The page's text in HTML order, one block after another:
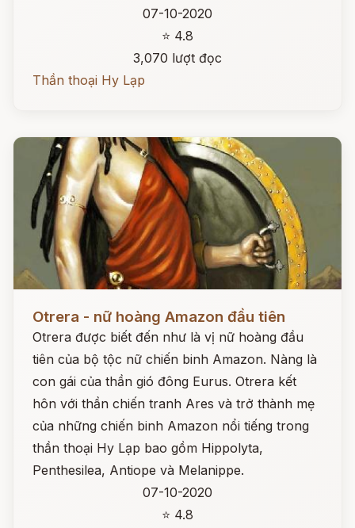
07-10-2020
⭐ 4.8
3,070 lượt đọc
Thần thoại Hy Lạp
Otrera - nữ hoàng Amazon đầu tiên
Otrera được biết đến như là vị nữ hoàng đầu
tiên của bộ tộc nữ chiến binh Amazon. Nàng là
con gái của thần gió đông Eurus. Otrera kết
hôn với thần chiến tranh Ares và trở thành mẹ
của những chiến binh Amazon nổi tiếng trong
thần thoại Hy Lạp bao gồm Hippolyta,
Penthesilea, Antiope và Melanippe.
07-10-2020
⭐ 4.8